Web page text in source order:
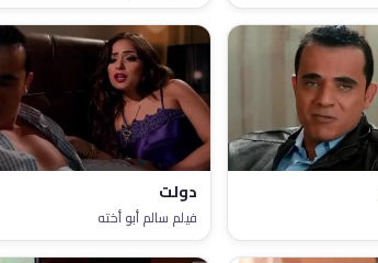
دولت
فيلم سالم أبو أخته